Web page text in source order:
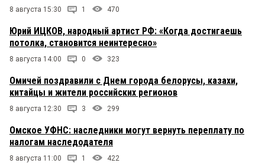
8 августа 15:30 1 470
Юрий ИЦКОВ, народный артист РФ: «Когда достигаешь
потолка, становится неинтересно»
8 августа 14:00 0 323
Омичей поздравили с Днем города белорусы, казахи,
китайцы и жители российских регионов
8 августа 12:30 3 299
Омское УФНС: наследники могут вернуть переплату по
налогам наследодателя
8 августа 11:00 1 422